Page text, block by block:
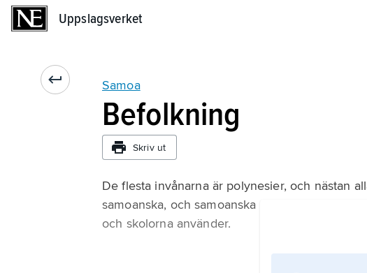
Uppslagsverket
Samoa
Befolkning
Skriv ut
De flesta invånarna är polynesier, och nästan
samoanska, och samoanska och engelska är
och skolorna använder.